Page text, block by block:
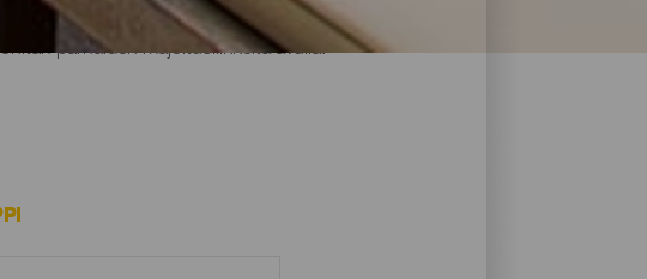
Löydä täydellinen majoitus akkujen
parhaiden majoitusliikkeitä avulla.